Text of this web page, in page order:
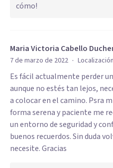
cómo!
Maria Victoria Cabello
7 de marzo de 2022 ·
Es fácil actualmente perder
aunque no estés tan lejos,
a colocar en el camino. Psra
forma serena y paciente me
un entorno de seguridad y
buenos recuerdos. Sin duda
necesite. Gracias